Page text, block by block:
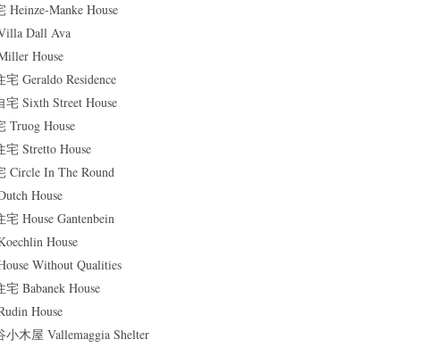
Heinze-Manke House
Dall Ava
House
Geraldo Residence
Sixth Street House
Truog House
Stretto House
Circle In The Round
House
House Gantenbein
House
Without Qualities
Babanek House
House
木屋 Vallemaggia Shelter